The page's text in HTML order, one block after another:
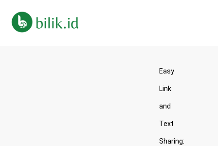
Easy
Link
and
Text
Sharing: